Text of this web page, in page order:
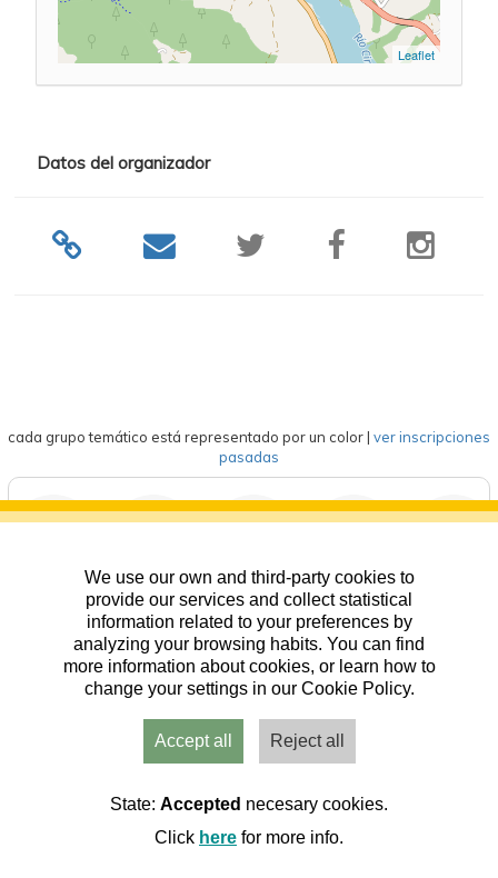
Leaflet
Datos del organizador
cada grupo temático está representado por un color| ver inscripciones
pasadas
eventos competición formación
We use our own and third-party cookies to
provide our services and collect statistical
information related to your preferences by
analyzing your browsing habits. You can find
more information about cookies, or learn how to
change your settings in our Cookie Policy.
Accept all Reject all
State: Accepted necesary cookies.
Click here for more info.